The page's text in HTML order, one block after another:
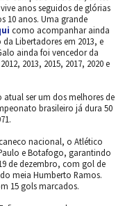
anos seguidos de glórias
10 anos. Uma grande
como acompanhar ainda
Libertadores em 2013, e
ainda foi vencedor da
2013, 2015, 2017, 2020 e
ser um dos melhores de
brasileiro já dura 50
nacional, o Atlético
e Botafogo, garantindo
de dezembro, com gol de
meia Humberto Ramos.
15 gols marcados.